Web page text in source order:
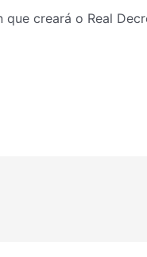
creará o Real